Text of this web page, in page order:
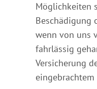
Möglichkeiten
Beschädigung
wenn von uns
fahrlässig
Versicherung